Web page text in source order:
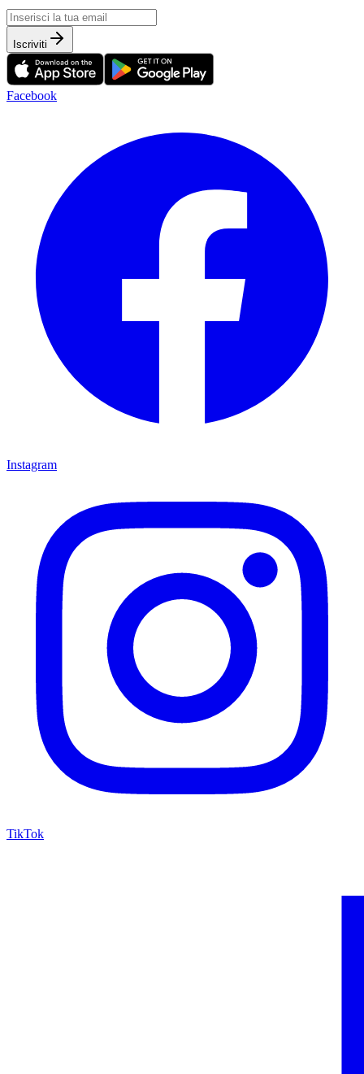
Iscriviti
Facebook
Instagram
TikTok